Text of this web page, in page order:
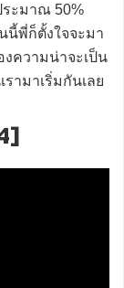
ะมาณ 50%
นี้พี่ก็ตั้งใจจะมา
งความน่าจะเป็น
ามาเริ่มกันเลย